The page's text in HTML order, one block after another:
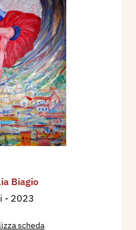
Biagio
- 2023
scheda